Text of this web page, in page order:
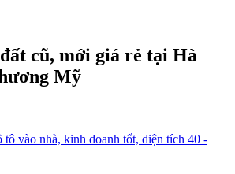
cũ, mới giá rẻ tại Hà
Mỹ